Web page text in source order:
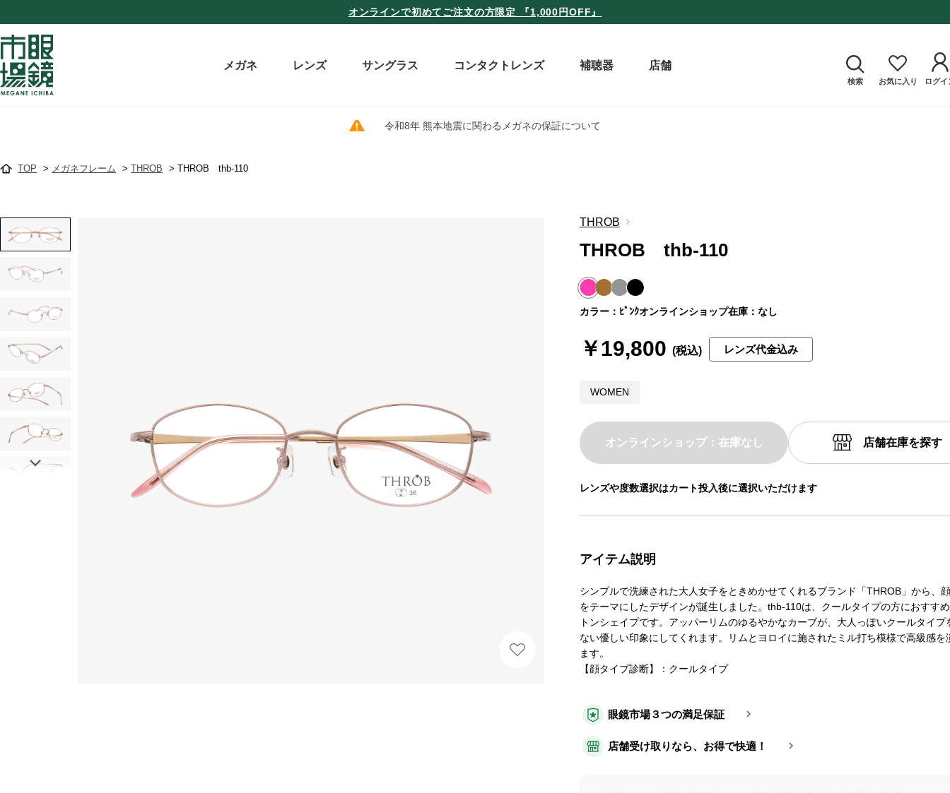
オンラインで初めてご注文の方限定 『1,000円OFF』
メガネ レンズ サングラス コンタクトレンズ 補聴器 店舗
検索 お気に入り ログイ
令和8年 熊本地震に関わるメガネの保証について
TOP > メガネフレーム > THROB > THROB thb-110
レンズや度数選択はカート投入後に選択いただけます
THROB
カラー：ﾋﾟﾝｸオンラインショップ在庫：なし
眼鏡市場３つの満足保証
店舗受け取りなら、お得で快適！
￥19,800 レンズ代金込み
WOMEN
THROB thb-110
アイテム説明
シンプルで洗練された大人女子をときめかせてくれるブランド「THROB」から、
をテーマにしたデザインが誕生しました。thb-110は、クールタイプの方におすす
トンシェイプです。アッパーリムのゆるやかなカーブが、大人っぽいクールタイプ
ない優しい印象にしてくれます。リムとヨロイに施されたミル打ち模様で高級感を
ます。
【顔タイプ診断】：クールタイプ
オンラインショップ：在庫なし 店舗在庫を探す